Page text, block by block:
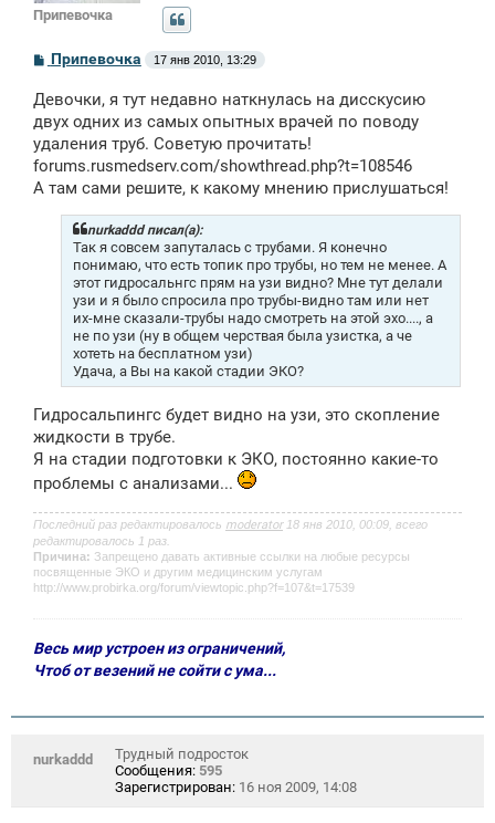
Припевочка
С
о
б
щ
н
и
Припевочка 17 янв 2010, 13:29
Девочки, я тут недавно наткнулась на дисскусию
двух одних из самых опытных врачей по поводу
удаления труб. Советую прочитать!
forums.rusmedserv.com/showthread.php?t=108546
А там сами решите, к какому мнению прислушаться!
nurkaddd писал(а):
Так я совсем запуталась с трубами. Я конечно
понимаю, что есть топик про трубы, но тем не менее. А
этот гидросальнгс прям на узи видно? Мне тут делали
узи и я было спросила про трубы-видно там или нет
их-мне сказали-трубы надо смотреть на этой эхо...., а
не по узи (ну в общем черствая была узистка, а че
хотеть на бесплатном узи)
Удача, а Вы на какой стадии ЭКО?
Гидросальпингс будет видно на узи, это скопление
жидкости в трубе.
Я на стадии подготовки к ЭКО, постоянно какие-то
проблемы с анализами...
Последний раз редактировалось moderator18 янв 2010, 00:09, всего
редактировалось 1 раз.
Причина: Запрещено давать активные ссылки на любые ресурсы
посвященные ЭКО и другим медицинским услугам
http://www.probirka.org/forum/viewtopic.php?f=107&t=17539
Весь мир устроен из ограничений,
Чтоб от везений не сойти с ума...
nurkaddd
Трудный подросток
Сообщения: 595
Зарегистрирован: 16 ноя 2009, 14:08